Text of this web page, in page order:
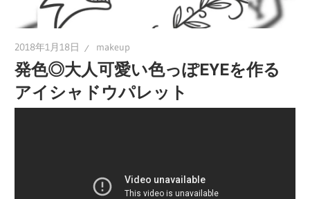
2018年1月18日 makeup
発色◎大人可愛い色っぽEYEを作る
アイシャドウパレット